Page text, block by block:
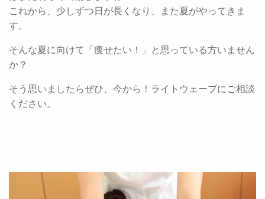
これから、少しずつ日が長くなり、また夏がやってきま
す。
そんな夏に向けて「痩せたい！」と思っている方いません
か？
そう思いましたらぜひ、今から！ライトウェーブにご相談
ください。